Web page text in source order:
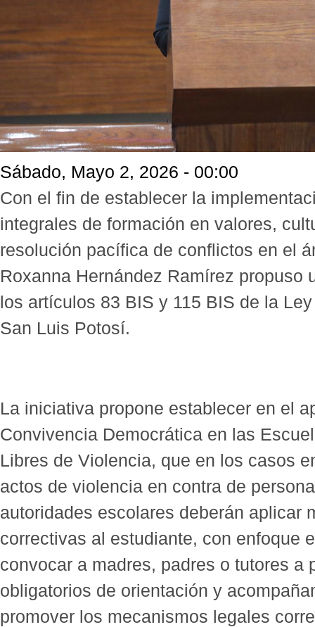
Sábado, Mayo 2, 2026 - 00:00
Con el fin de establecer la
integrales de formación en valores,
resolución pacífica de conflictos en el
Roxanna Hernández Ramírez propuso
los artículos 83 BIS y 115 BIS de la
San Luis Potosí.
La iniciativa propone establecer en el
Convivencia Democrática en las
Libres de Violencia, que en los casos
actos de violencia en contra de
autoridades escolares deberán aplicar
correctivas al estudiante, con enfoque
convocar a madres, padres o tutores a
obligatorios de orientación y
promover los mecanismos legales